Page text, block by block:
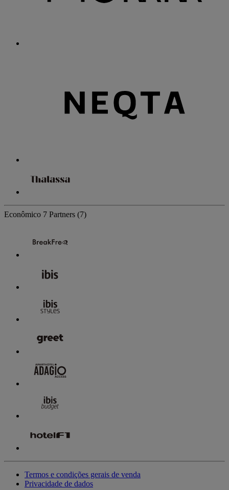
Econômico 7 Partners (7)
Termos e condições gerais de venda
Privacidade de dados